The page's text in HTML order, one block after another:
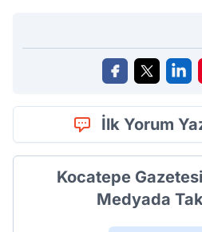
İlk Yorum
Kocatepe
Medyada